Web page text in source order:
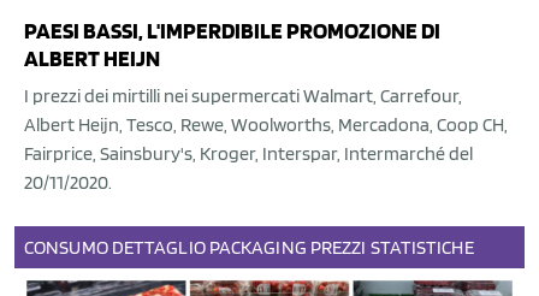
PAESI BASSI, L'IMPERDIBILE PROMOZIONE DI
ALBERT HEIJN
I prezzi dei mirtilli nei supermercati Walmart, Carrefour,
Albert Heijn, Tesco, Rewe, Woolworths, Mercadona, Coop CH,
Fairprice, Sainsbury's, Kroger, Interspar, Intermarché del
20/11/2020.
CONSUMO DETTAGLIO PACKAGING PREZZI STATISTICHE